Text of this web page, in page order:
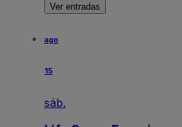
Ver entradas
ago
15
sáb.